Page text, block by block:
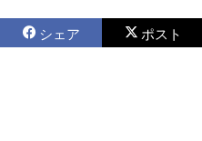
シェア ポスト